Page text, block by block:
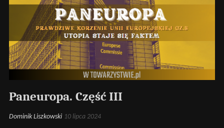
Paneuropa. Część III
Dominik Liszkowski 10 lipca 2024